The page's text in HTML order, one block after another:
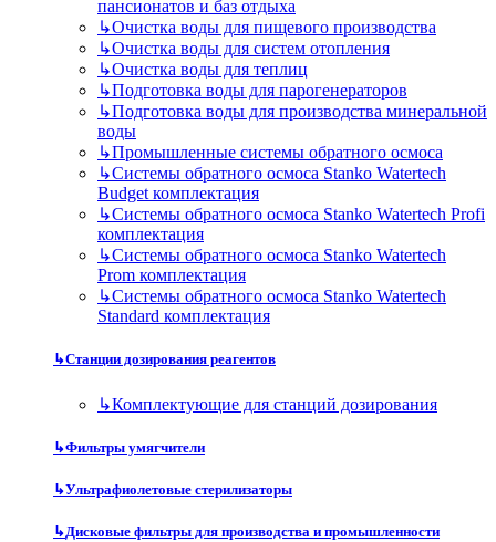
пансионатов и баз отдыха
↳Очистка воды для пищевого производства
↳Очистка воды для систем отопления
↳Очистка воды для теплиц
↳Подготовка воды для парогенераторов
↳Подготовка воды для производства минеральной
воды
↳Промышленные системы обратного осмоса
↳Системы обратного осмоса Stanko Watertech
Budget комплектация
↳Системы обратного осмоса Stanko Watertech Profi
комплектация
↳Системы обратного осмоса Stanko Watertech
Prom комплектация
↳Системы обратного осмоса Stanko Watertech
Standard комплектация
↳Станции дозирования реагентов
↳Комплектующие для станций дозирования
↳Фильтры умягчители
↳Ультрафиолетовые стерилизаторы
↳Дисковые фильтры для производства и промышленности